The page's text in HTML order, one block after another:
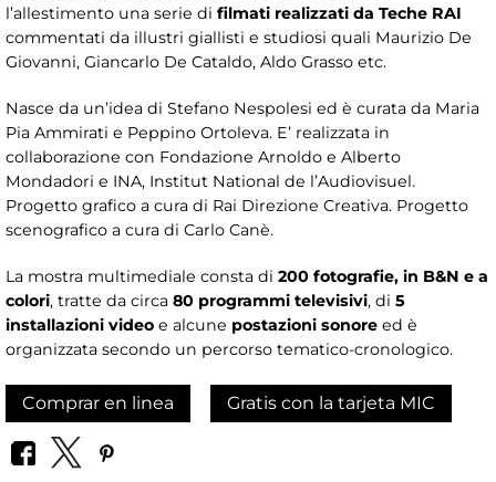
l’allestimento una serie di filmati realizzati da Teche RAI
commentati da illustri giallisti e studiosi quali Maurizio De
Giovanni, Giancarlo De Cataldo, Aldo Grasso etc.
Nasce da un’idea di Stefano Nespolesi ed è curata da Maria
Pia Ammirati e Peppino Ortoleva. E’ realizzata in
collaborazione con Fondazione Arnoldo e Alberto
Mondadori e INA, Institut National de l’Audiovisuel.
Progetto grafico a cura di Rai Direzione Creativa. Progetto
scenografico a cura di Carlo Canè.
La mostra multimediale consta di 200 fotografie, in B&N e a
colori, tratte da circa 80 programmi televisivi, di 5
installazioni video e alcune postazioni sonore ed è
organizzata secondo un percorso tematico-cronologico.
Comprar en linea Gratis con la tarjeta MIC